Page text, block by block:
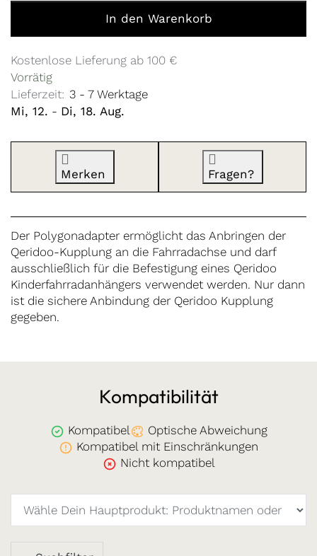
In den Warenkorb
Kostenlose Lieferung ab 100 €
Vorrätig
Lieferzeit: 3 - 7 Werktage
Mi, 12. - Di, 18. Aug.
Merken Fragen?
Der Polygonadapter ermöglicht das Anbringen der
Qeridoo-Kupplung an die Fahrradachse und darf
ausschließlich für die Befestigung eines Qeridoo
Kinderfahrradanhängers verwendet werden. Nur dann
ist die sichere Anbindung der Qeridoo Kupplung
gegeben.
Kompatibilität
Kompatibel
Optische Abweichung
Kompatibel mit Einschränkungen
Nicht kompatibel